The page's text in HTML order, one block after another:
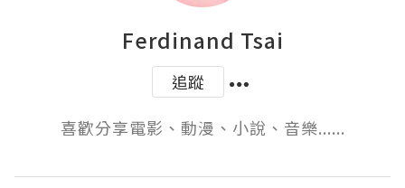
Ferdinand Tsai
追蹤
喜歡分享電影、動漫、小說、音樂......